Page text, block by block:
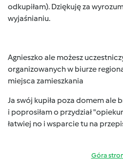
odkupiłam). Dziękuję za
wyjaśnianiu.
Agnieszko ale możesz
organizowanych w biurze
miejsca zamieszkania
Ja swój kupiła poza domem ale
i poprosiłam o przydział
łatwiej no i wsparcie tu na
Góra